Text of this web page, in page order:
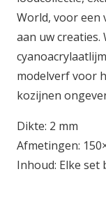
World, voor een
aan uw creaties.
modelverf voor
kozijnen
Dikte: 2 mm
Afmetingen:
Inhoud: Elke set